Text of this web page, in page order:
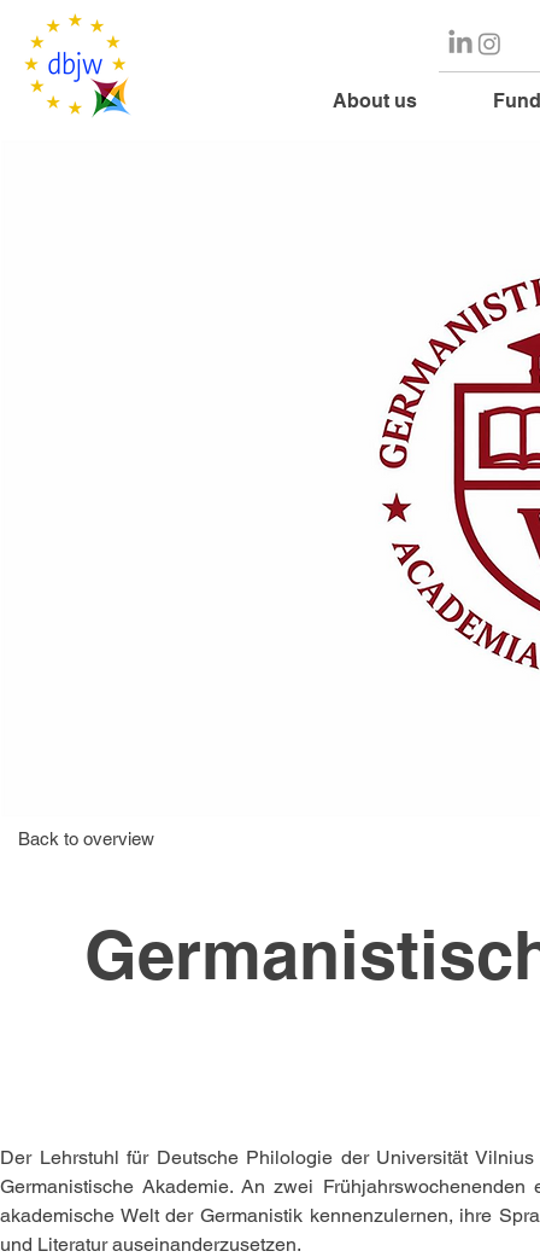
About us
Back to overview
Der Lehrstuhl für Deutsche Philologie der Universität
Germanistische Akademie. An zwei
akademische Welt der Germanistik kennenzulernen, ihre
und Literatur auseinanderzusetzen.